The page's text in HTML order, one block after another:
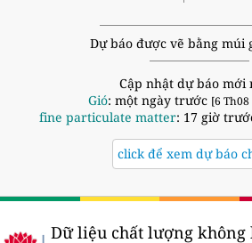
Dự báo được vẽ bằng múi
Cập nhật dự báo mới
Gió: một ngày trước [6
fine particulate matter: 17 giờ
click để xem dự báo
Dữ liệu chất lượng không